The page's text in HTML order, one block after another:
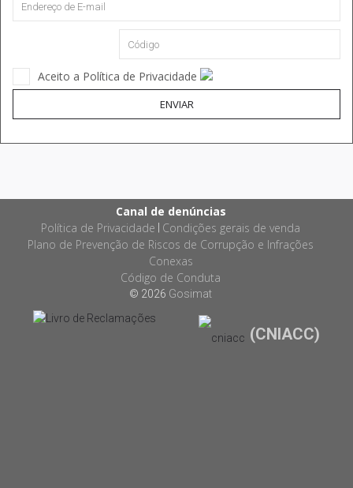
Aceito a Política de Privacidade
ENVIAR
Canal de denúncias
Política de Privacidade Condições gerais de venda
Plano de Prevenção de Riscos de Corrupção e Infrações
Conexas
Código de Conduta
© 2026 Gosimat
(CNIACC)